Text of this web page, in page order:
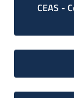
CEAS -